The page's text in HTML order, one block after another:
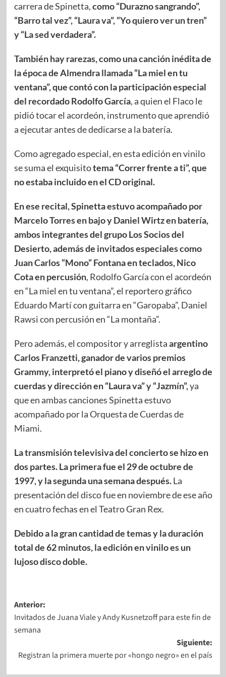
carrera de Spinetta,como “Durazno sangrando”,
“Barro tal vez”, “Laura va”, “Yo quiero ver un tren”
y “La sed verdadera”.
También hay rarezas, como una canción inédita de
la época de Almendra llamada “La miel en tu
ventana”, que contó con la participación especial
del recordado Rodolfo García, a quien el Flaco le
pidió tocar el acordeón, instrumento que aprendió
a ejecutar antes de dedicarse a la batería.
Como agregado especial, en esta edición en vinilo
se suma el exquisitotema “Correr frente a ti”, que
no estaba incluido en el CD original.
En ese recital, Spinetta estuvo acompañado por
Marcelo Torres en bajo y Daniel Wirtz en batería,
ambos integrantes del grupo Los Socios del
Desierto, además de invitados especiales como
Juan Carlos “Mono” Fontana en teclados, Nico
Cota en percusión, Rodolfo García con el acordeón
en “La miel en tu ventana”, el reportero gráfico
Eduardo Martí con guitarra en “Garopaba”, Daniel
Rawsi con percusión en “La montaña”.
Pero además, el compositor y arreglistaargentino
Carlos Franzetti, ganador de varios premios
Grammy, interpretó el piano y diseñó el arreglo de
cuerdas y dirección en “Laura va” y “Jazmín”,ya
que en ambas canciones Spinetta estuvo
acompañado por la Orquesta de Cuerdas de
Miami.
La transmisión televisiva del concierto se hizo en
dos partes. La primera fue el 29 de octubre de
1997, y la segunda una semana después.La
presentación del disco fue en noviembre de ese año
en cuatro fechas en el Teatro Gran Rex.
Debido a la gran cantidad de temas y la duración
total de 62 minutos, la edición en vinilo es un
lujoso disco doble.
Anterior:
Invitados de Juana Viale y Andy Kusnetzoff para este fin de
semana
Siguiente:
Registran la primera muerte por «hongo negro» en el país